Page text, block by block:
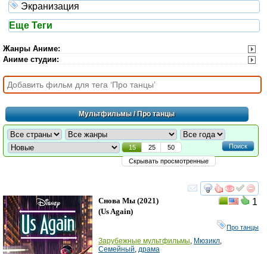
Экранизация
Еще Теги
Жанры Аниме:
Аниме студии:
Мультфильмы/ Про танцы
Поиск
15 25
50
Скрывать просмотренные
смотреть
1
Снова Мы (2021)
(Us Again)
Про танцы
Зарубежные мультфильмы, Мюзикл,
Семейный, драма